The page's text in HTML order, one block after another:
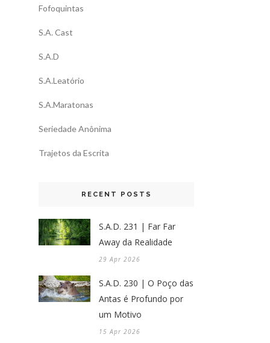
Fofoquintas
S.A. Cast
S.A.D
S.A.Leatório
S.A.Maratonas
Seriedade Anônima
Trajetos da Escrita
RECENT POSTS
S.A.D. 231 | Far Far
Away da Realidade
29 Apr 2026
S.A.D. 230 | O Poço das
Antas é Profundo por
um Motivo
15 Apr 2026